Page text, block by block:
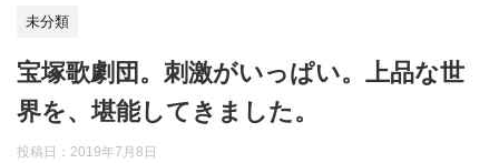
未分類
宝塚歌劇団。刺激がいっぱい。上品な世
界を、堪能してきました。
投稿日： 2019年7月8日